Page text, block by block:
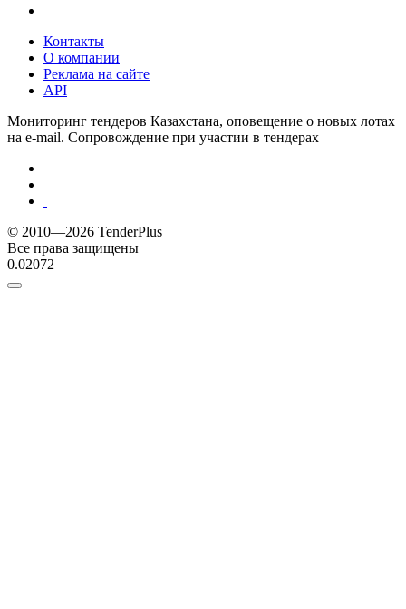
Контакты
О компании
Реклама на сайте
API
Мониторинг тендеров Казахстана, оповещение о новых лотах
на e-mail. Сопровождение при участии в тендерах
© 2010—2026 TenderPlus
Все права защищены
0.02072